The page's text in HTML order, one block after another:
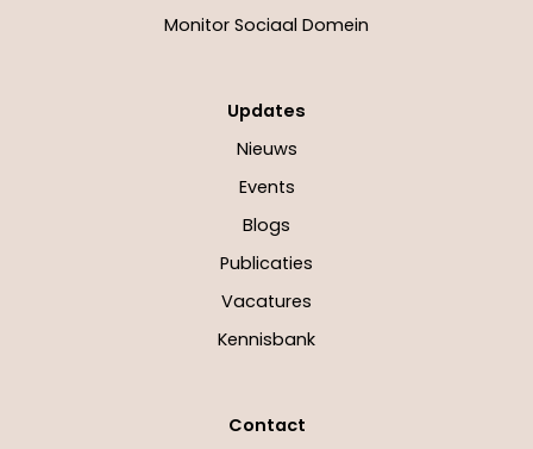
Monitor Sociaal Domein
Updates
Nieuws
Events
Blogs
Publicaties
Vacatures
Kennisbank
Contact